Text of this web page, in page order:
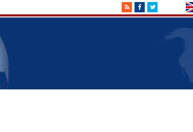
RSSFacebookTwitter